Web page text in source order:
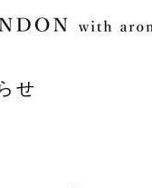
せ
最新情報
アロマイベント／講習会
アロマ空間デザイン